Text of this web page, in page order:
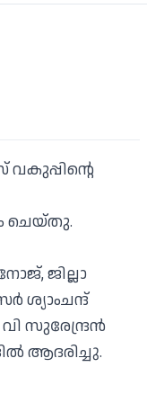
വകുപ്പിന്റെ
ചെയ്തു.
ജില്ലാ
ശ്യാംചന്ദ്
സുരേന്ദ്രന്‍
ആദരിച്ചു.